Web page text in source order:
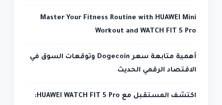
Master Your Fitness Routine with HUAWEI Mini
Workout and WATCH FIT 5 Pro
أهمية متابعة سعر Dogecoin وتوقعات السوق في
الاقتصاد الرقمي الحديث
اكتشف المستقبل مع HUAWEI WATCH FIT 5 Pro: